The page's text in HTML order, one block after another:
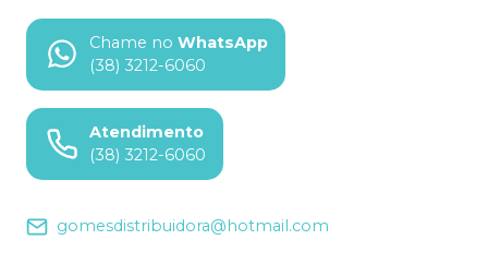
Chame no WhatsApp
(38) 3212-6060
Atendimento
(38) 3212-6060
gomesdistribuidora@hotmail.com